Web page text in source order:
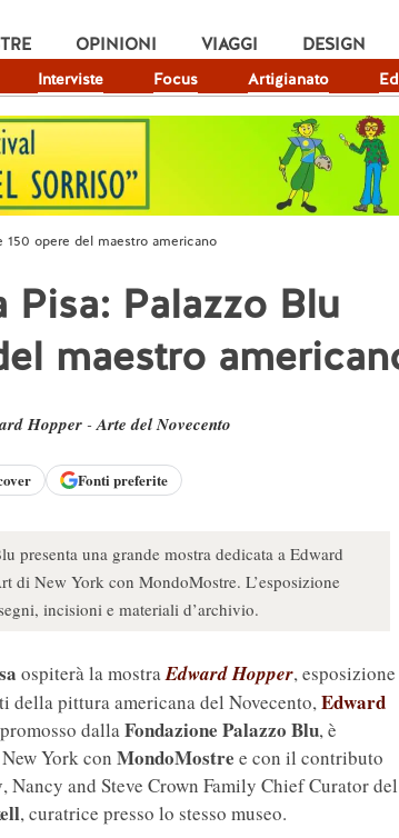
Interviste Focus Artigianato
OPINIONI VIAGGI DESIGN
150 opere del maestro americano
Pisa: Palazzo Blu
maestro
Hopper -Arte del Novecento
Fonti preferite
presenta una grande mostra dedicata a Edward
di New York con MondoMostre. L’esposizione
incisioni e materiali d’archivio.
ospiterà la mostraEdward Hopper, esposizione
pittura americana del Novecento,Edward
dallaFondazione Palazzo Blu, è
York con MondoMostre e con il contributo
, Nancy and Steve Crown Family Chief Curator del
, curatrice presso lo stesso museo.